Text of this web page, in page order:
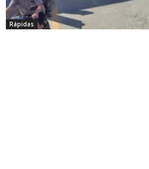
Rápidas